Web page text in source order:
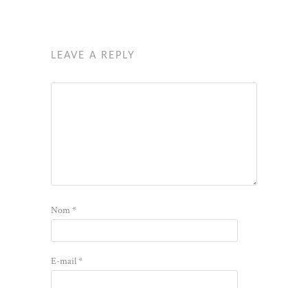
LEAVE A REPLY
Nom*
E-mail*